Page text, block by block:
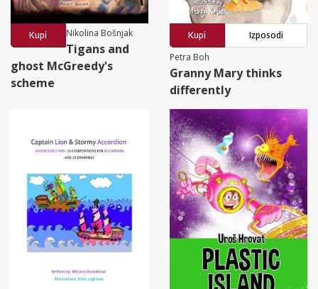
Kupi Nikolina Bošnjak
Tigans and
ghost McGreedy's
scheme
Kupi
Izposodi
Petra Boh
Granny Mary thinks
differently